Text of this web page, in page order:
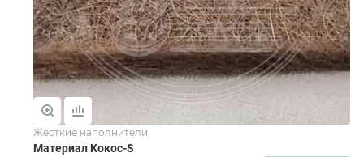
Жесткие наполнители
Материал Кокос-S